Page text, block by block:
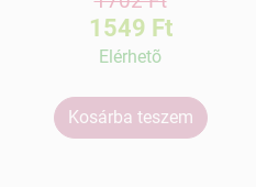
1549 Ft
Elérhetõ
Kosárba teszem